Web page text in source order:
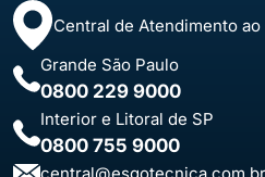
Central de Atendimento
Grande São Paulo
0800 229 9000
Interior e Litoral de SP
0800 755 9000